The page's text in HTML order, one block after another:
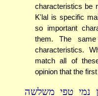
characteristics be
K'lal is specific
so important
them. The
characteristics.
match all of
opinion that the
נמי טפי משלשה